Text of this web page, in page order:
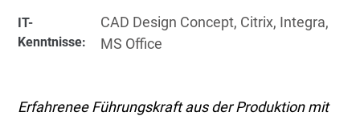
IT-
Kenntnisse:
CAD Design Concept, Citrix, Integra,
MS Office
Erfahrenee Führungskraft aus der Produktion mit